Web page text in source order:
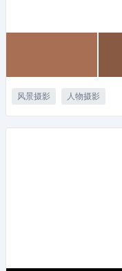
风景摄影 人物摄影